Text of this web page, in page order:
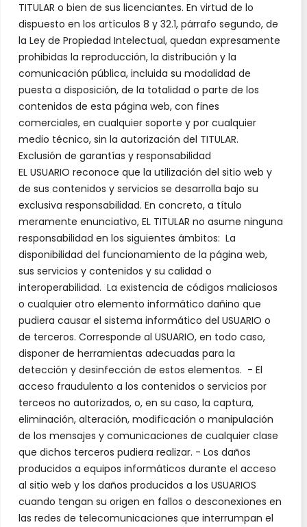
TITULAR o bien de sus licenciantes. En virtud de lo
dispuesto en los artículos 8 y 32.1, párrafo segundo, de
la Ley de Propiedad Intelectual, quedan expresamente
prohibidas la reproducción, la distribución y la
comunicación pública, incluida su modalidad de
puesta a disposición, de la totalidad o parte de los
contenidos de esta página web, con fines
comerciales, en cualquier soporte y por cualquier
medio técnico, sin la autorización del TITULAR.
Exclusión de garantías y responsabilidad
EL USUARIO reconoce que la utilización del sitio web y
de sus contenidos y servicios se desarrolla bajo su
exclusiva responsabilidad. En concreto, a título
meramente enunciativo, EL TITULAR no asume ninguna
responsabilidad en los siguientes ámbitos: La
disponibilidad del funcionamiento de la página web,
sus servicios y contenidos y su calidad o
interoperabilidad. La existencia de códigos maliciosos
o cualquier otro elemento informático dañino que
pudiera causar el sistema informático del USUARIO o
de terceros. Corresponde al USUARIO, en todo caso,
disponer de herramientas adecuadas para la
detección y desinfección de estos elementos. - El
acceso fraudulento a los contenidos o servicios por
terceos no autorizados, o, en su caso, la captura,
eliminación, alteración, modificación o manipulación
de los mensajes y comunicaciones de cualquier clase
que dichos terceros pudiera realizar. - Los daños
producidos a equipos informáticos durante el acceso
al sitio web y los daños producidos a los USUARIOS
cuando tengan su origen en fallos o desconexiones en
las redes de telecomunicaciones que interrumpan el